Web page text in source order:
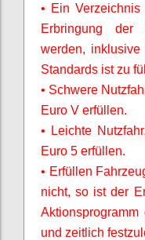
• Ein
Erbringung der
werden, inklusive
Standards ist zu
• Schwere
Euro V erfüllen.
• Leichte
Euro 5 erfüllen.
• Erfüllen
nicht, so ist der
und zeitlich